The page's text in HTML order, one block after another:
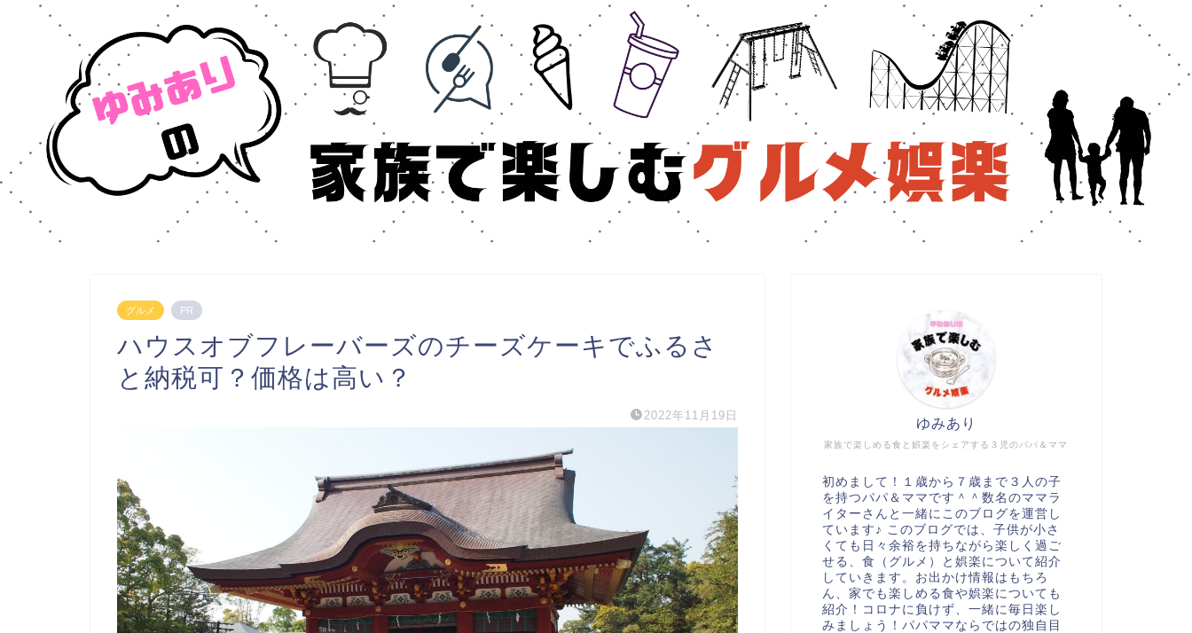
グルメ PR
ハウスオブフレーバーズのチーズケーキでふるさ
と納税可？価格は高い？
2022年11月19日
家族で楽しめる食と娯楽をシェアする３児のパパ＆ママ
ゆみあり
初めまして！１歳から７歳まで３人の子
を持つパパ＆ママです＾＾数名のママラ
イターさんと一緒にこのブログを運営し
ています♪ このブログでは、子供が小さ
くても日々余裕を持ちながら楽しく過ご
せる、食（グルメ）と娯楽について紹介
していきます。お出かけ情報はもちろ
ん、家でも楽しめる食や娯楽についても
紹介！コロナに負けず、一緒に毎日楽し
みましょう！パパママならではの独自目